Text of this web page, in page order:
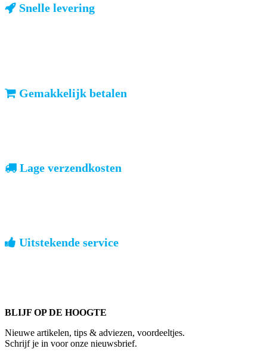
Snelle levering
Gemakkelijk betalen
Lage verzendkosten
Uitstekende service
BLIJF OP DE HOOGTE
Nieuwe artikelen, tips & adviezen, voordeeltjes.
Schrijf je in voor onze nieuwsbrief.